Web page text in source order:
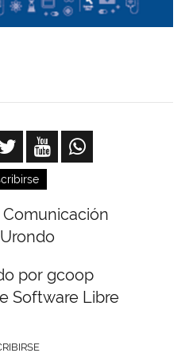
por gcoop
Software Libre